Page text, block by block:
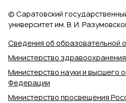
Сведения об образовательной
Министерство
Министерство науки и высшего
Федерации
Министерство просвещения
© Саратовский
университет им. В. И.